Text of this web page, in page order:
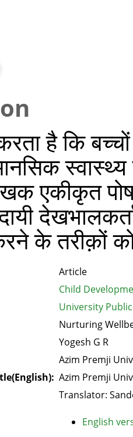
है कि
एकीकृत
के तरीक़ों
Article
Child
University
Nurturing
Yogesh G R
Azim Premji
Azim Premji
Translator:
English